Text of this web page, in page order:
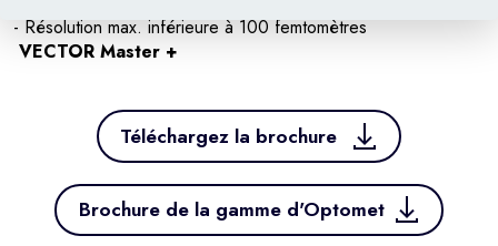
- Résolution max. inférieure à 100 femtomètres
VECTOR Master +
Téléchargez la brochure
Brochure de la gamme d'Optomet